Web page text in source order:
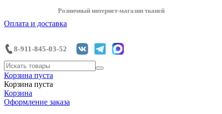
Розничный интернет-магазин тканей
Оплата и доставка
8-911-845-03-52
Корзина пуста
Корзина пуста
Корзина
Оформление заказа